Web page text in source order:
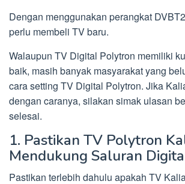
Dengan menggunakan perangkat
perlu membeli TV baru.
Walaupun TV Digital Polytron memiliki
baik, masih banyak masyarakat yang
cara setting TV Digital Polytron. Jika
dengan caranya, silakan simak ulasan
selesai.
1. Pastikan TV Polytron
Mendukung Saluran
Pastikan terlebih dahulu apakah TV